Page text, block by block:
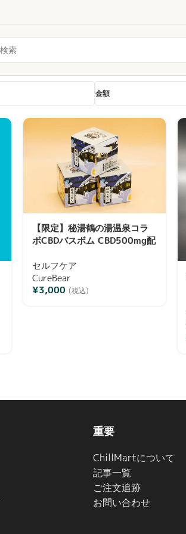
金額
【限定】秘湯鶴の湯温泉コラ
ボCBDバスボム CBD500mg配
セルフケア
CureBear
¥3,000 (税込)
重要
ChillMartについて
記事一覧
ご注文追跡
お問い合わせ